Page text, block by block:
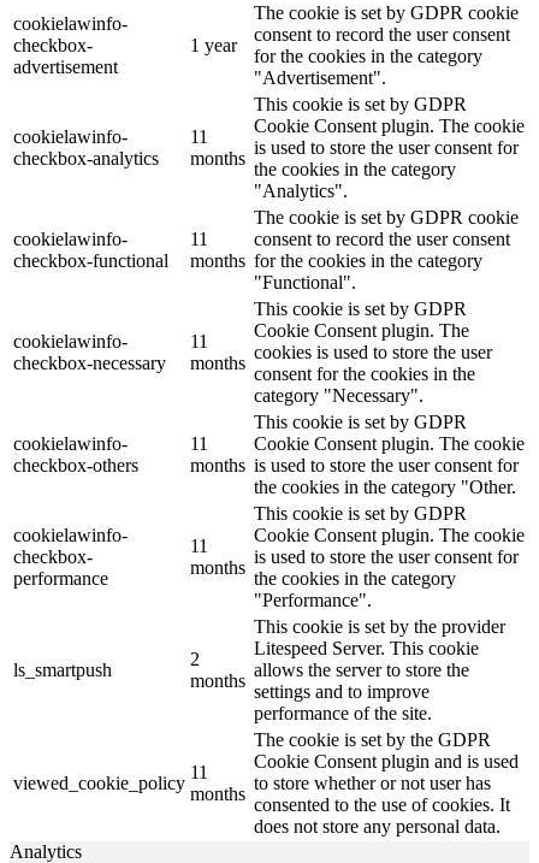
cookielawinfo-
checkbox-
advertisement
1 year
The cookie is set by GDPR cookie
consent to record the user consent
for the cookies in the category
"Advertisement".
cookielawinfo-
checkbox-analytics
11
months
This cookie is set by GDPR
Cookie Consent plugin. The cookie
is used to store the user consent for
the cookies in the category
"Analytics".
cookielawinfo-
checkbox-functional
11
months
The cookie is set by GDPR cookie
consent to record the user consent
for the cookies in the category
"Functional".
cookielawinfo-
checkbox-necessary
11
months
This cookie is set by GDPR
Cookie Consent plugin. The
cookies is used to store the user
consent for the cookies in the
category "Necessary".
cookielawinfo-
checkbox-others
11
months
This cookie is set by GDPR
Cookie Consent plugin. The cookie
is used to store the user consent for
the cookies in the category "Other.
cookielawinfo-
checkbox-
performance
11
months
This cookie is set by GDPR
Cookie Consent plugin. The cookie
is used to store the user consent for
the cookies in the category
"Performance".
ls_smartpush
2
months
This cookie is set by the provider
Litespeed Server. This cookie
allows the server to store the
settings and to improve
performance of the site.
viewed_cookie_policy
11
months
The cookie is set by the GDPR
Cookie Consent plugin and is used
to store whether or not user has
consented to the use of cookies. It
does not store any personal data.
Analytics